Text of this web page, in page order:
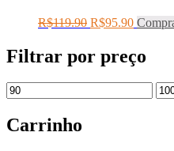
R$119.90 R$95.90
Filtrar por preço
Carrinho